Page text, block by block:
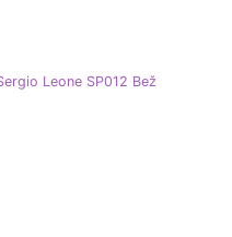
Leone SP012 Bež